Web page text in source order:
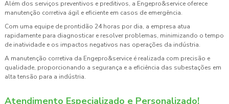
Além dos serviços preventivos e preditivos, a Engepro&service oferece
manutenção corretiva ágil e eficiente em casos de emergência.
Com uma equipe de prontidão 24 horas por dia, a empresa atua
rapidamente para diagnosticar e resolver problemas, minimizando o tempo
de inatividade e os impactos negativos nas operações da indústria.
A manutenção corretiva da Engepro&service é realizada com precisão e
qualidade, proporcionando a segurança e a eficiência das subestações em
alta tensão para a indústria.
Atendimento Especializado e Personalizado!